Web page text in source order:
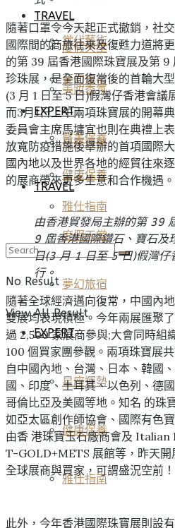
當代藝術
美妝香氛
醫美保養
TRAVEL
度假天堂
夢幻旅宿
EXPERT
星座運勢
健康保養
雅仕指南
TRAVEL
度假天堂
夢幻旅宿
EXPERT
星座運勢
健康保養
雅仕指南
No Result
View All Result
隨著口罩令今天起正式撤銷，社
國際間的商旅往來及復甦力道將
的第 39 屆香港國際珠寶展及第 9
珍珠展，是全面復常後的首輪大
(3 月 1 日至 5 日)假灣仔香港會議
而3月1日上午兩項珠寶展的開幕
委員會主席馬墉宜也則在典禮上
放寬防疫措施後舉辦的首項國際
國內地以及世界各地的經貿往來
的展商帶來更多生意和合作機遇。
由香港貿發局主辦的第 39
9 屆香港國際鑽石、寶石及
日(3 月 1 日至 5 日)假灣仔
行。
隨著全球經濟邁向復常，中國內
雙展均表現積極。今年兩展匯聚
過 2,500 家展商參與;大會同時組
100 個買家團參觀。兩項珠寶展
自中國內地、台灣、日本、韓國
國、印度、土耳其、以色列、德
哥倫比亞及美國等地。知名 的珠
如亞太區創作師協會、國際有色
由香 港珠寶玉石廠商會及
T-GOLD+METS 展館等，昨天
全球展商與買家，可謂盛況空前！
此外，今年香港國際珠寶展則設